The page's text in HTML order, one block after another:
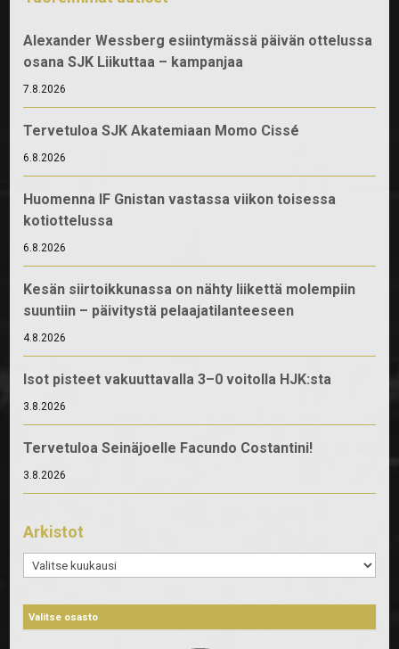
Alexander Wessberg esiintymässä päivän ottelussa
osana SJK Liikuttaa – kampanjaa
7.8.2026
Tervetuloa SJK Akatemiaan Momo Cissé
6.8.2026
Huomenna IF Gnistan vastassa viikon toisessa
kotiottelussa
6.8.2026
Kesän siirtoikkunassa on nähty liikettä molempiin
suuntiin – päivitystä pelaajatilanteeseen
4.8.2026
Isot pisteet vakuuttavalla 3–0 voitolla HJK:sta
3.8.2026
Tervetuloa Seinäjoelle Facundo Costantini!
3.8.2026
Arkistot
Arkistot